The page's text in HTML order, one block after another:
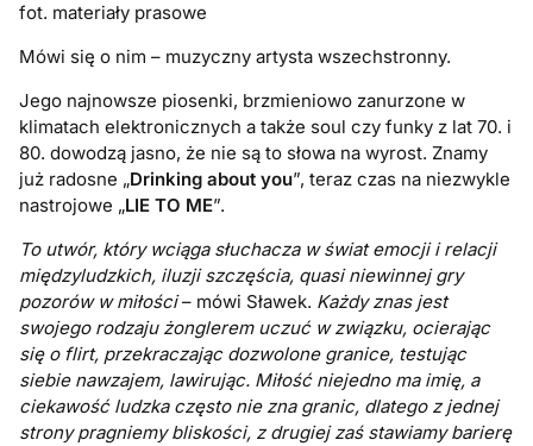
fot. materiały prasowe
Mówi się o nim – muzyczny artysta wszechstronny.
Jego najnowsze piosenki, brzmieniowo zanurzone w
klimatach elektronicznych a także soul czy funky z lat 70. i
80. dowodzą jasno, że nie są to słowa na wyrost. Znamy
już radosne „Drinking about you”, teraz czas na niezwykle
nastrojowe „LIE TO ME”.
To utwór, który wciąga słuchacza w świat emocji i relacji
międzyludzkich, iluzji szczęścia, quasi niewinnej gry
pozorów w miłości– mówi Sławek. Każdy znas jest
swojego rodzaju żonglerem uczuć w związku, ocierając
się o flirt, przekraczając dozwolone granice, testując
siebie nawzajem, lawirując. Miłość niejedno ma imię, a
ciekawość ludzka często nie zna granic, dlatego z jednej
strony pragniemy bliskości, z drugiej zaś stawiamy barierę